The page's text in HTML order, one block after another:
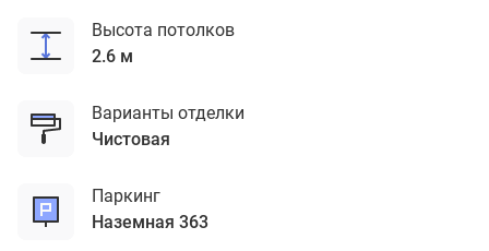
Высота потолков
2.6 м
Варианты отделки
чистовая
Паркинг
наземная 363